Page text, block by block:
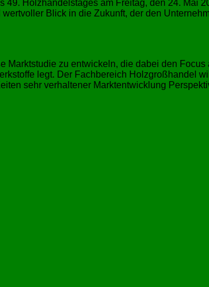
Holzhandelstages am Freitag, den 24. Mai
Blick in die Zukunft, der den
Marktstudie zu entwickeln, die dabei den
legt. Der Fachbereich Holzgroßhandel
sehr verhaltener Marktentwicklung